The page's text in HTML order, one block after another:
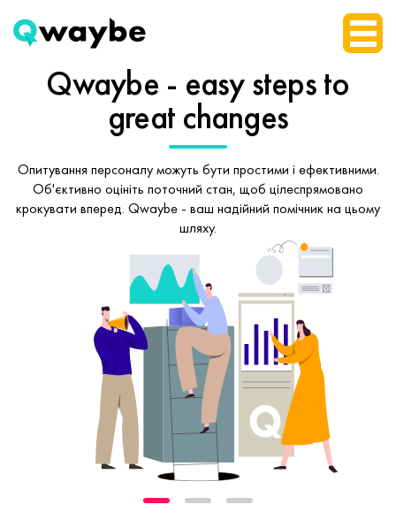
Qwaybe - easy stepsto
great changes
Опитування персоналу можуть бути простими і ефективними.
Об'єктивно оцініть поточний стан, щоб цілеспрямовано
крокувати вперед. Qwaybe - ваш надійний помічник на цьому
шляху.